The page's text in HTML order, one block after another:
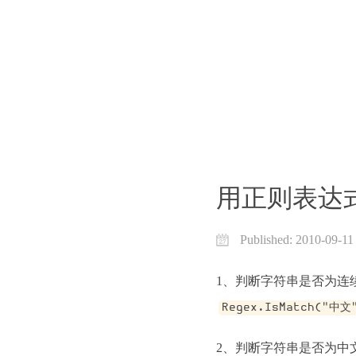
用正则表达
Published: 2010-09-11
Regex.IsMatch("中